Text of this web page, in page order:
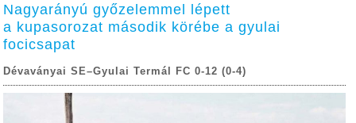
Nagyarányú győzelemmel lépett
a kupasorozat második körébe a gyulai
focicsapat
Dévaványai SE–Gyulai Termál FC 0-12 (0-4)